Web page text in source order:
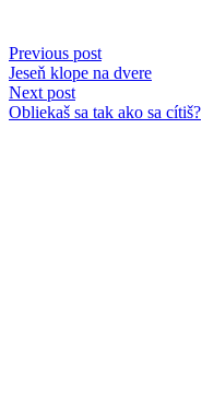
Previous post
Jeseň klope na dvere
Next post
Obliekaš sa tak ako sa cítiš?